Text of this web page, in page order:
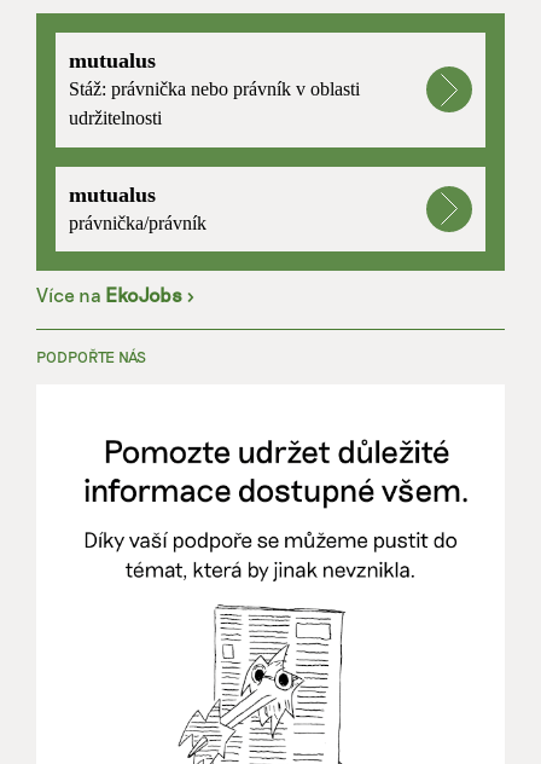
mutualus
Stáž: právnička nebo právník v oblasti
udržitelnosti
mutualus
právnička/právník
Více na EkoJobs >
PODPOŘTE NÁS